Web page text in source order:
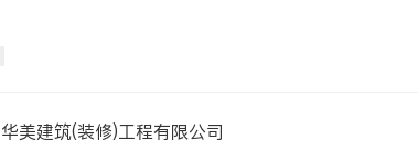
华美建筑(装修)工程有限公司